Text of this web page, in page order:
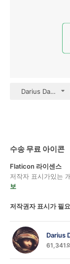
Darius Dan Lineal
수송 무료 아이콘
Flaticon 라이센스
저작자 표시가있는
보
저작권자 표시가 필
Darius
61,341